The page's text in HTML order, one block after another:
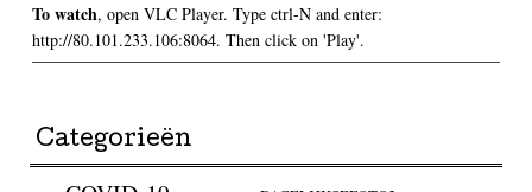
To watch, open VLC Player. Type ctrl-N and enter:
http://80.101.233.106:8064. Then click on 'Play'.
Categorieën